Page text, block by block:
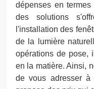
dépenses en
des solutions
l'installation des
de la lumière
opérations de pose,
en la matière. Ainsi,
de vous adresser à